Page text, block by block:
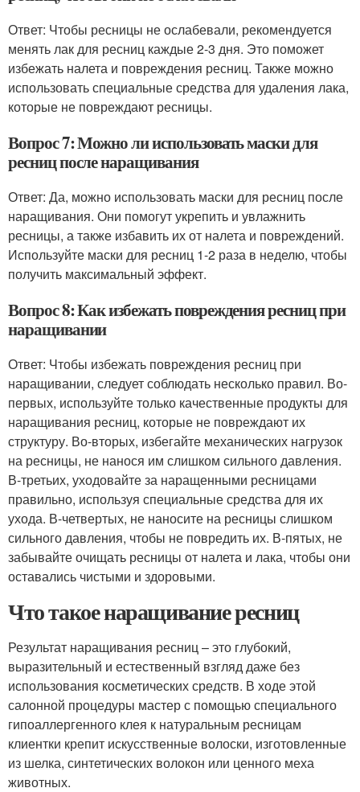
Ответ: Чтобы ресницы не ослабевали, рекомендуется
менять лак для ресниц каждые 2-3 дня. Это поможет
избежать налета и повреждения ресниц. Также можно
использовать специальные средства для удаления лака,
которые не повреждают ресницы.
Вопрос 7: Можно ли использовать маски для
ресниц после наращивания
Ответ: Да, можно использовать маски для ресниц после
наращивания. Они помогут укрепить и увлажнить
ресницы, а также избавить их от налета и повреждений.
Используйте маски для ресниц 1-2 раза в неделю, чтобы
получить максимальный эффект.
Вопрос 8: Как избежать повреждения ресниц при
наращивании
Ответ: Чтобы избежать повреждения ресниц при
наращивании, следует соблюдать несколько правил. Во-
первых, используйте только качественные продукты для
наращивания ресниц, которые не повреждают их
структуру. Во-вторых, избегайте механических нагрузок
на ресницы, не нанося им слишком сильного давления.
В-третьих, уходовайте за наращенными ресницами
правильно, используя специальные средства для их
ухода. В-четвертых, не наносите на ресницы слишком
сильного давления, чтобы не повредить их. В-пятых, не
забывайте очищать ресницы от налета и лака, чтобы они
оставались чистыми и здоровыми.
Что такое наращивание ресниц
Результат наращивания ресниц – это глубокий,
выразительный и естественный взгляд даже без
использования косметических средств. В ходе этой
салонной процедуры мастер с помощью специального
гипоаллергенного клея к натуральным ресницам
клиентки крепит искусственные волоски, изготовленные
из шелка, синтетических волокон или ценного меха
животных.